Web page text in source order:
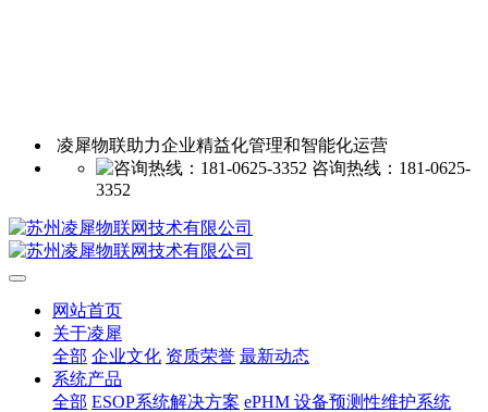
凌犀物联助力企业精益化管理和智能化运营
咨询热线：181-0625-
3352
网站首页
关于凌犀
全部 企业文化 资质荣誉 最新动态
系统产品
全部 ESOP系统解决方案 ePHM 设备预测性维护系统